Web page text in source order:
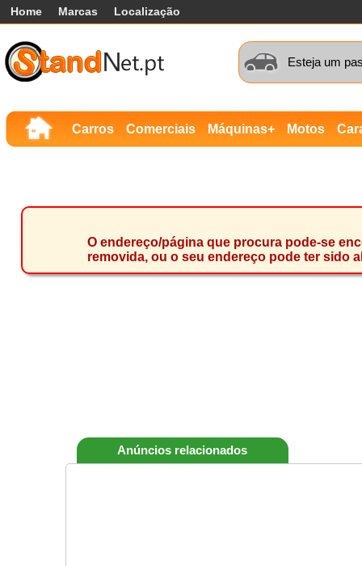
Home Marcas Localização
Esteja um
Carros Comerciais Máquinas+ Motos
O endereço/página que procura pode-se
removida, ou o seu endereço pode ter sido
Anúncios relacionados